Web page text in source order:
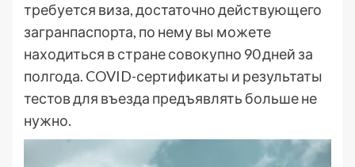
требуется виза, достаточно действующего
загранпаспорта, по нему вы можете
находиться в стране совокупно 90 дней за
полгода. COVID-сертификаты и результаты
тестов для въезда предъявлять больше не
нужно.